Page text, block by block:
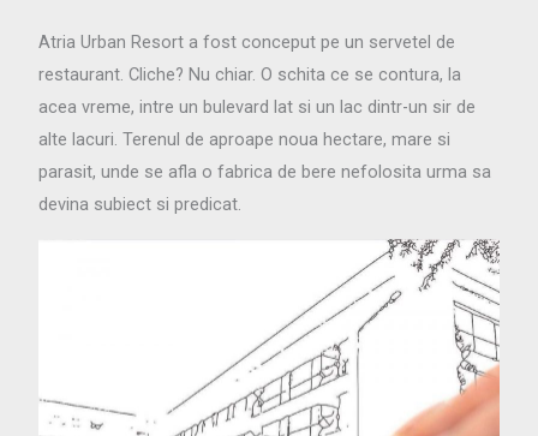
Atria Urban Resort a fost conceput pe un servetel de
restaurant. Cliche? Nu chiar. O schita ce se contura, la
acea vreme, intre un bulevard lat si un lac dintr-un sir de
alte lacuri. Terenul de aproape noua hectare, mare si
parasit, unde se afla o fabrica de bere nefolosita urma sa
devina subiect si predicat.